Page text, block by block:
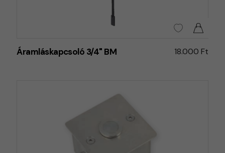
Áramláskapcsoló 3/4" BM 18.000 Ft